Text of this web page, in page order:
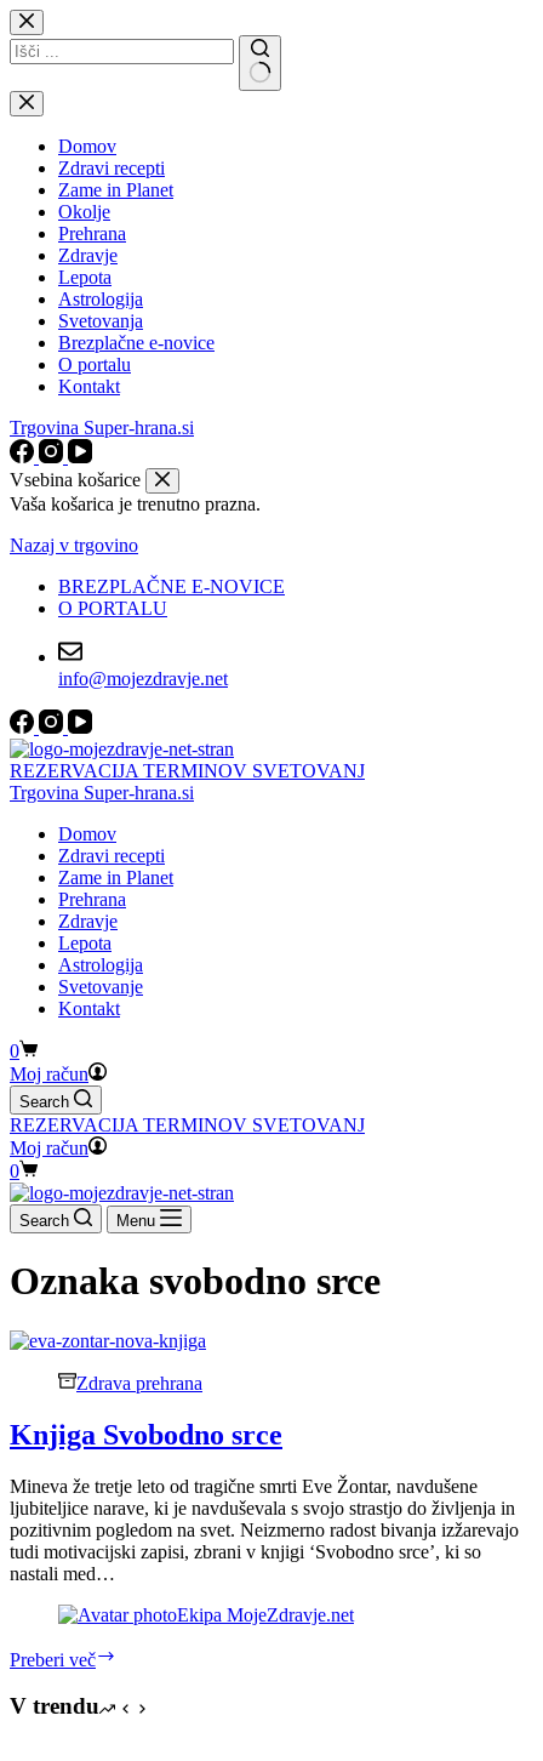
Skip
to
content
No
results
Domov
Zdravi recepti
Zame in Planet
Okolje
Prehrana
Zdravje
Lepota
Astrologija
Svetovanja
Brezplačne e-novice
O portalu
Kontakt
Trgovina Super-hrana.si
Vsebina košarice
Vaša košarica je trenutno prazna.
Nazaj v trgovino
BREZPLAČNE E-NOVICE
O PORTALU
info@mojezdravje.net
REZERVACIJA TERMINOV SVETOVANJ
Trgovina Super-hrana.si
Domov
Zdravi recepti
Zame in Planet
Prehrana
Zdravje
Lepota
Astrologija
Svetovanje
Kontakt
Shopping
cart
0
Moj račun
Search
REZERVACIJA TERMINOV SVETOVANJ
Moj račun
Shopping
cart
0
Search Menu
Oznaka svobodno srce
Zdrava prehrana
Knjiga Svobodno srce
Mineva že tretje leto od tragične smrti Eve Žontar, navdušene
ljubiteljice narave, ki je navduševala s svojo strastjo do življenja in
pozitivnim pogledom na svet. Neizmerno radost bivanja izžarevajo
tudi motivacijski zapisi, zbrani v knjigi ‘Svobodno srce’, ki so
nastali med…
Ekipa MojeZdravje.net
Preberi več
V trendu